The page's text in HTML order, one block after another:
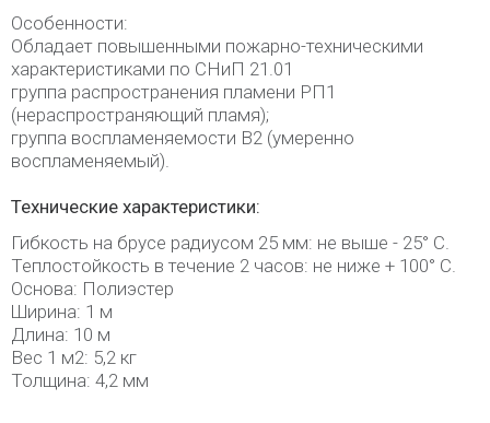
Особенности:
Обладает повышенными пожарно-техническими
характеристиками по СНиП 21.01
группа распространения пламени РП1
(нераспространяющий пламя);
группа воспламеняемости В2 (умеренно
воспламеняемый).
Технические характеристики:
Гибкость на брусе радиусом 25 мм: не выше - 25° С.
Теплостойкость в течение 2 часов: не ниже + 100° С.
Основа: Полиэстер
Ширина: 1 м
Длина: 10 м
Вес 1 м2: 5,2 кг
Толщина: 4,2 мм